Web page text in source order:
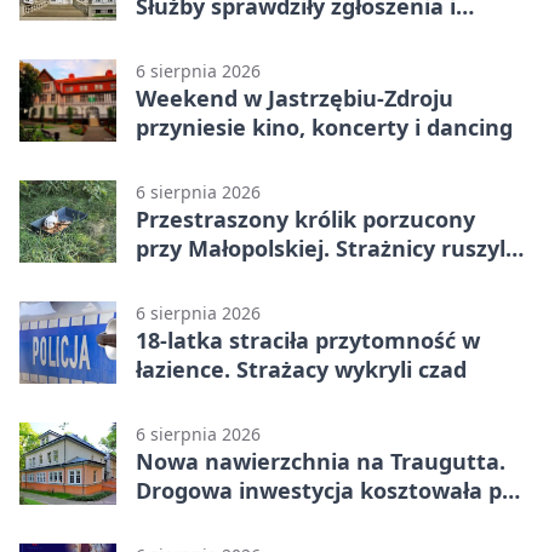
Służby sprawdziły zgłoszenia i
6 sierpnia 2026
Weekend w Jastrzębiu-Zdroju
przyniesie kino, koncerty i dancing
6 sierpnia 2026
Przestraszony królik porzucony
przy Małopolskiej. Strażnicy ruszyli
6 sierpnia 2026
18-latka straciła przytomność w
łazience. Strażacy wykryli czad
6 sierpnia 2026
Nowa nawierzchnia na Traugutta.
Drogowa inwestycja kosztowała pół